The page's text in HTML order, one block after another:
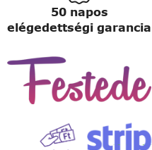
50 napos
elégedettségi garancia